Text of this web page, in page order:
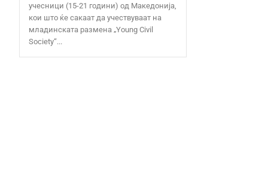
учесници (15-21 години) од Македонија,
кои што ќе сакаат да учествуваат на
младинската размена „Young Civil
Society“...